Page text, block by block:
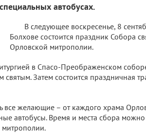
автобусах.
В следующее воскресенье, 8
Болхове состоится праздник Собора
Орловской митрополии.
в Спасо-Преображенском
Затем состоится праздничная
все желающие – от каждого храма
автобусы. Время и места сбора можно
митрополии.